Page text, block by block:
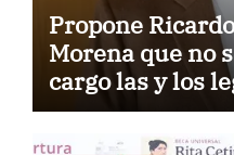
Propone
Morena que no
cargo las y los
quieren